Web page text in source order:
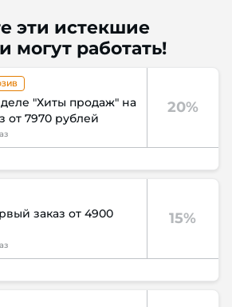
эти истекшие
могут работать!
20%
"Хиты продаж" на
от 7970 рублей
15%
заказ от 4900